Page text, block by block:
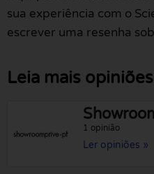
sua experiência com o
escrever uma resenha
Leia mais
1 opinião
Ler opiniões »